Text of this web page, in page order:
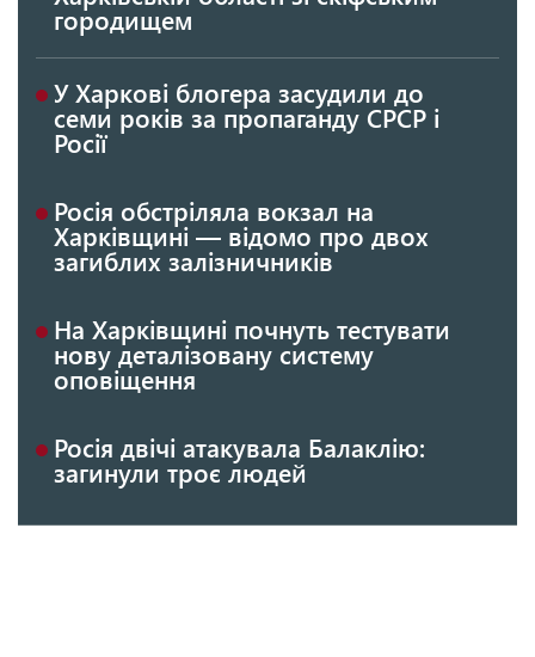
городищем
У Харкові блогера засудили до
семи років за пропаганду СРСР і
Росії
Росія обстріляла вокзал на
Харківщині — відомо про двох
загиблих залізничників
На Харківщині почнуть тестувати
нову деталізовану систему
оповіщення
Росія двічі атакувала Балаклію:
загинули троє людей